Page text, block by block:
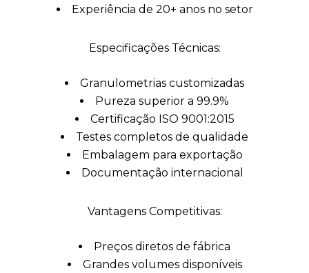
Experiência de 20+ anos no setor
Especificações Técnicas:
Granulometrias customizadas
Pureza superior a 99.9%
Certificação ISO 9001:2015
Testes completos de qualidade
Embalagem para exportação
Documentação internacional
Vantagens Competitivas:
Preços diretos de fábrica
Grandes volumes disponíveis